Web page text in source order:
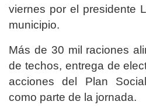
viernes por el presidente
municipio.
Más de 30 mil raciones
de techos, entrega de
acciones del Plan
como parte de la jornada.